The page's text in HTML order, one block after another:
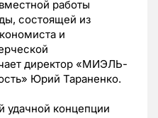
работы
состоящей из
и
директор «МИЭЛЬ-
Юрий Тараненко.
концепции